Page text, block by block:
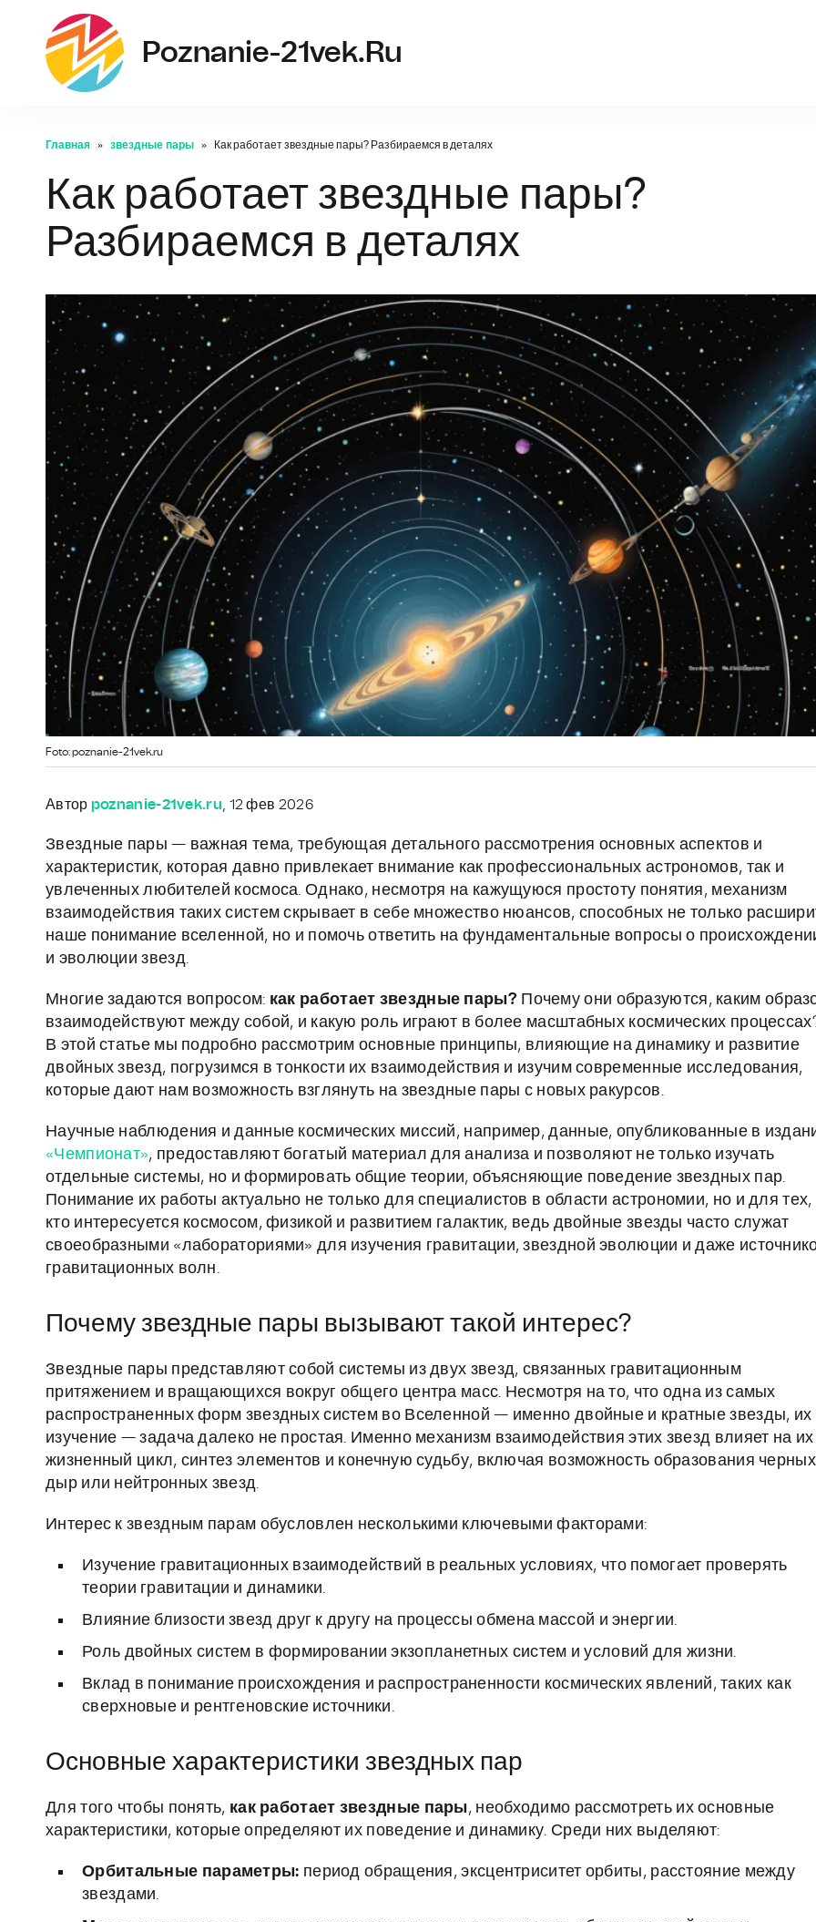
Poznanie-21vek.ru
Главная звездные пары Как работает звездные пары? Разбираемся в деталях
Как работает звездные пары?
Разбираемся в деталях
Foto: poznanie-21vek.ru
Автор poznanie-21vek.ru, 12 фев 2026
Звездные пары — важная тема, требующая детального рассмотрения основных аспектов и
характеристик, которая давно привлекает внимание как профессиональных астрономов, так и
увлеченных любителей космоса. Однако, несмотря на кажущуюся простоту понятия, механизм
взаимодействия таких систем скрывает в себе множество нюансов, способных не только
наше понимание вселенной, но и помочь ответить на фундаментальные вопросы о
и эволюции звезд.
Многие задаются вопросом: как работает звездные пары? Почему они образуются, каким
взаимодействуют между собой, и какую роль играют в более масштабных космических
В этой статье мы подробно рассмотрим основные принципы, влияющие на динамику и развитие
двойных звезд, погрузимся в тонкости их взаимодействия и изучим современные исследования,
которые дают нам возможность взглянуть на звездные пары с новых ракурсов.
Научные наблюдения и данные космических миссий, например, данные, опубликованные в
«Чемпионат», предоставляют богатый материал для анализа и позволяют не только изучать
отдельные системы, но и формировать общие теории, объясняющие поведение звездных пар.
Понимание их работы актуально не только для специалистов в области астрономии, но и для тех,
кто интересуется космосом, физикой и развитием галактик, ведь двойные звезды часто служат
своеобразными «лабораториями» для изучения гравитации, звездной эволюции и даже
гравитационных волн.
Почему звездные пары вызывают такой интерес?
Звездные пары представляют собой системы из двух звезд, связанных гравитационным
притяжением и вращающихся вокруг общего центра масс. Несмотря на то, что одна из самых
распространенных форм звездных систем во Вселенной — именно двойные и кратные звезды, их
изучение — задача далеко не простая. Именно механизм взаимодействия этих звезд влияет на их
жизненный цикл, синтез элементов и конечную судьбу, включая возможность образования черных
дыр или нейтронных звезд.
Интерес к звездным парам обусловлен несколькими ключевыми факторами:
Изучение гравитационных взаимодействий в реальных условиях, что помогает проверять
теории гравитации и динамики.
Влияние близости звезд друг к другу на процессы обмена массой и энергии.
Роль двойных систем в формировании экзопланетных систем и условий для жизни.
Вклад в понимание происхождения и распространенности космических явлений, таких как
сверхновые и рентгеновские источники.
Основные характеристики звездных пар
Для того чтобы понять, как работает звездные пары, необходимо рассмотреть их основные
характеристики, которые определяют их поведение и динамику. Среди них выделяют:
Орбитальные параметры: период обращения, эксцентриситет орбиты, расстояние между
звездами.